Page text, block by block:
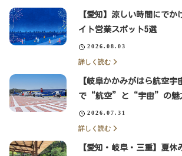
【愛知】涼しい時間にで
イト営業スポット5選
2026.08.03
詳しく読む
【岐阜かかみがはら航空宇
で“航空”と“宇宙”の魅
2026.07.31
詳しく読む
【愛知・岐阜・三重】夏休